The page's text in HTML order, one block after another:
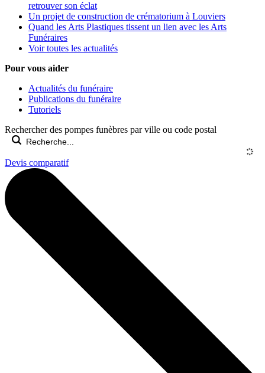
retrouver son éclat
Un projet de construction de crématorium à Louviers
Quand les Arts Plastiques tissent un lien avec les Arts
Funéraires
Voir toutes les actualités
Pour vous aider
Actualités du funéraire
Publications du funéraire
Tutoriels
Rechercher des pompes funèbres par ville ou code postal
Devis comparatif